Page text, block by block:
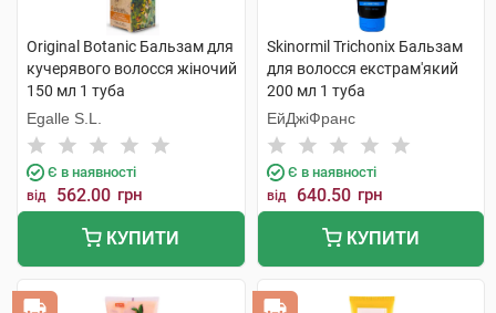
Original Botanic Бальзам для
кучерявого волосся жіночий
150 мл 1 туба
Egalle S.L.
Є в наявності
від 562.00 грн
КУПИТИ
Skinormil Trichonix Бальзам
для волосся екстрам'який
200 мл 1 туба
ЕйДжіФранс
Є в наявності
від 640.50 грн
КУПИТИ